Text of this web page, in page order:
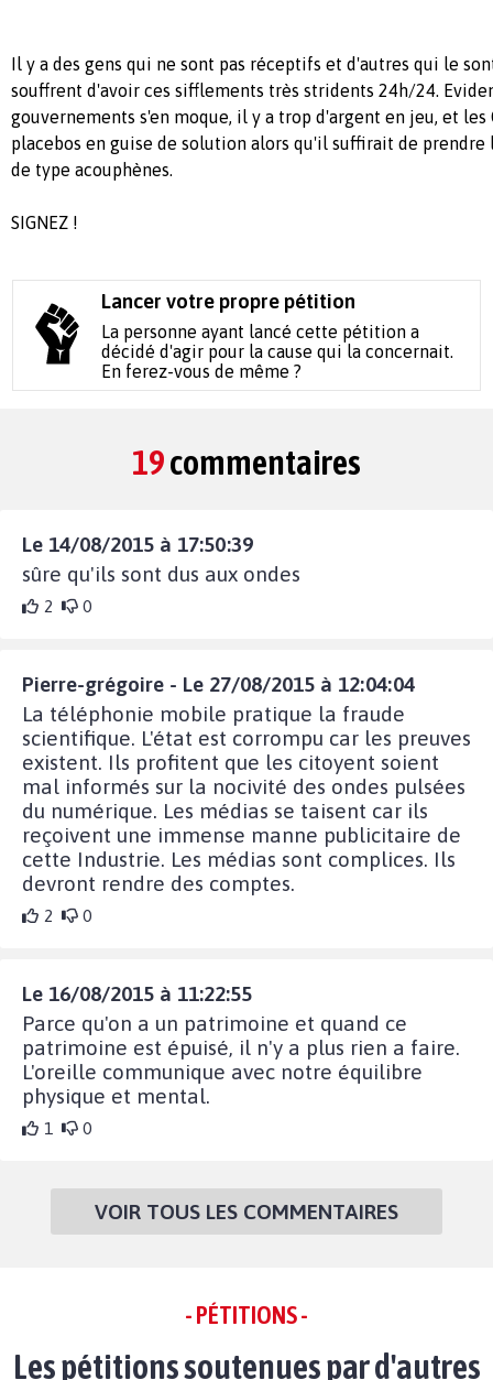
Il y a des gens qui ne sont pas réceptifs et d'autres qui le
souffrent d'avoir ces sifflements très stridents 24h/24.
gouvernements s'en moque, il y a trop d'argent en jeu, et les
placebos en guise de solution alors qu'il suffirait de prendre
de type acouphènes.
SIGNEZ !
Lancer votre propre pétition
La personne ayant lancé cette pétition a
décidé d'agir pour la cause qui la concernait.
En ferez-vous de même ?
19commentaires
Le 14/08/2015 à 17:50:39
sûre qu'ils sont dus aux ondes
2 0
Pierre-grégoire - Le 27/08/2015 à 12:04:04
La téléphonie mobile pratique la fraude
scientifique. L'état est corrompu car les preuves
existent. Ils profitent que les citoyent soient
mal informés sur la nocivité des ondes pulsées
du numérique. Les médias se taisent car ils
reçoivent une immense manne publicitaire de
cette Industrie. Les médias sont complices. Ils
devront rendre des comptes.
2 0
Le 16/08/2015 à 11:22:55
Parce qu'on a un patrimoine et quand ce
patrimoine est épuisé, il n'y a plus rien a faire.
L'oreille communique avec notre équilibre
physique et mental.
1 0
VOIR TOUS LES COMMENTAIRES
- PÉTITIONS -
Les pétitions soutenues par d'autres